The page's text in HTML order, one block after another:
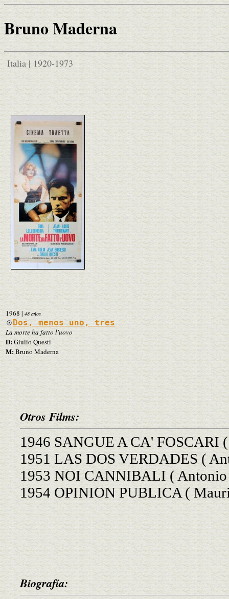
Bruno Maderna
Italia | 1920-1973
1968 | 48 años
Dos, menos uno, tres
La morte ha fatto l'uovo
D:Giulio Questi
M:Bruno Maderna
Otros Films:
1946 SANGUE A CA' FOSCARI
1951 LAS DOS VERDADES (
1953 NOI CANNIBALI (
1954 OPINION PUBLICA (
Biografía: